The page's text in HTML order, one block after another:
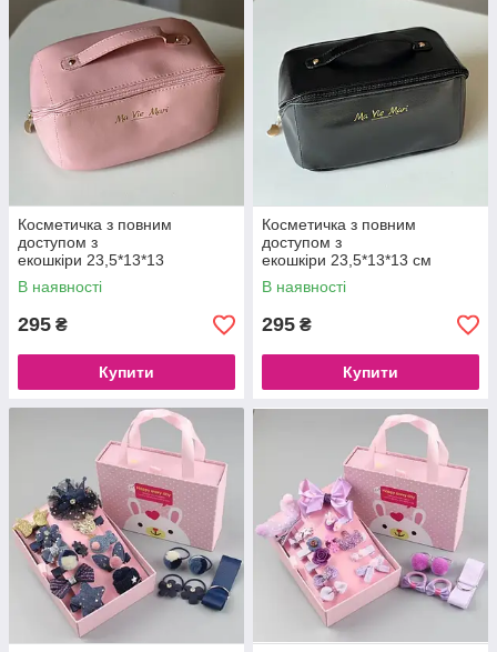
Косметичка з повним
доступом з
екошкіри 23,5*13*13
см Рожева
В наявності
295 ₴
Купити
Косметичка з повним
доступом з
екошкіри 23,5*13*13 см
Чорна
В наявності
295 ₴
Купити